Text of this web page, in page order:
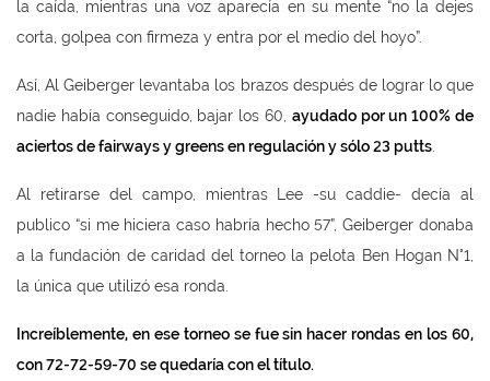
la caída, mientras una voz aparecía en su mente “no la dejes
corta, golpea con firmeza y entra por el medio del hoyo”.
Así, Al Geiberger levantaba los brazos después de lograr lo que
nadie había conseguido, bajar los 60, ayudado por un 100% de
aciertos de fairways y greens en regulación y sólo 23 putts
Al retirarse del campo, mientras Lee -su caddie- decía al
publico “si me hiciera caso habría hecho 57”, Geiberger donaba
a la fundación de caridad del torneo la pelota Ben Hogan N°1,
la única que utilizó esa ronda.
Increíblemente, en ese torneo se fue sin hacer rondas en los 60,
con 72-72-59-70 se quedaría con el título.